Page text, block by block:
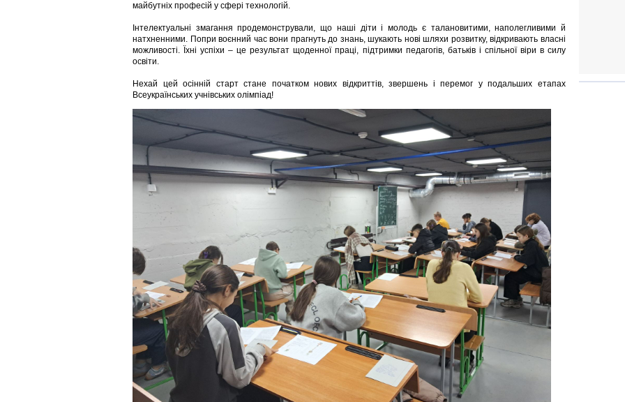
майбутніх професій у сфері технологій.
Інтелектуальні змагання продемонстрували, що наші діти і молодь є талановитими, наполегливими й
натхненними. Попри воєнний час вони прагнуть до знань, шукають нові шляхи розвитку, відкривають власні
можливості. Їхні успіхи – це результат щоденної праці, підтримки педагогів, батьків і спільної віри в силу
освіти.
Нехай цей осінній старт стане початком нових відкриттів, звершень і перемог у подальших етапах
Всеукраїнських учнівських олімпіад!